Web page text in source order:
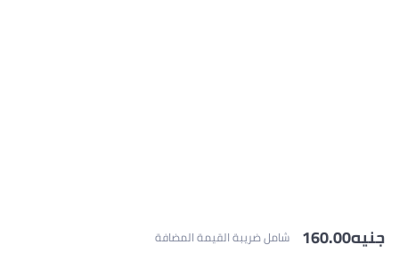
160.00 شامل ضريبة القيمة المضافة